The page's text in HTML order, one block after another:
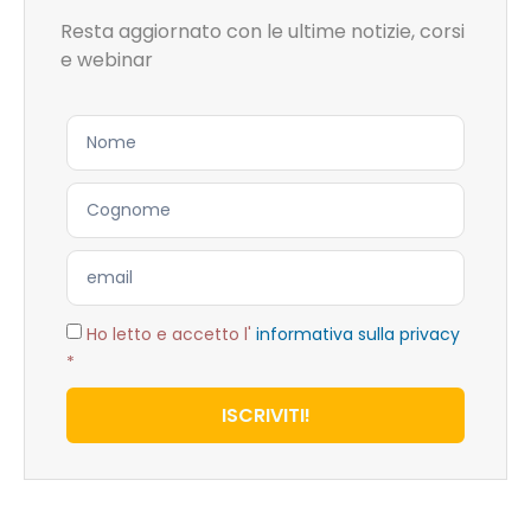
Resta aggiornato con le ultime notizie, corsi
e webinar
Ho letto e accetto l' informativa sulla privacy
*
ISCRIVITI!